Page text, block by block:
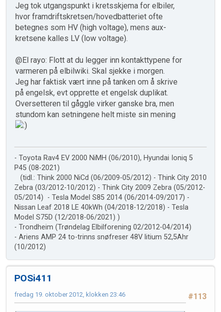
Jeg tok utgangspunkt i kretsskjema for elbiler,
hvor framdriftskretsen/hovedbatteriet ofte
betegnes som HV (high voltage), mens aux-
kretsene kalles LV (low voltage).
@El rayo: Flott at du legger inn kontakttypene for
varmeren på elbilwiki. Skal sjekke i morgen.
Jeg har faktisk vært inne på tanken om å skrive
på engelsk, evt opprette et engelsk duplikat.
Oversetteren til gåggle virker ganske bra, men
stundom kan setningene helt miste sin mening
- Toyota Rav4 EV 2000 NiMH (06/2010), Hyundai Ioniq 5
P45 (08-2021)
(tidl.: Think 2000 NiCd (06/2009-05/2012) - Think City 2010
Zebra (03/2012-10/2012) - Think City 2009 Zebra (05/2012-
05/2014) - Tesla Model S85 2014 (06/2014-09/2017) -
Nissan Leaf 2018 LE 40kWh (04/2018-12/2018) - Tesla
Model S75D (12/2018-06/2021) )
- Trondheim (Trøndelag Elbilforening 02/2012-04/2014)
- Ariens AMP 24 to-trinns snøfreser 48V litium 52,5Ahr
(10/2012)
POSi411
#113
fredag 19. oktober 2012, klokken 23:46